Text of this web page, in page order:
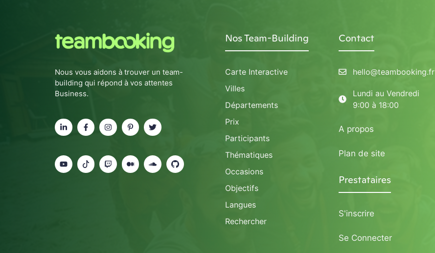
Nous vous aidons à trouver un team-
building qui répond à vos attentes
Business.
Nos Team-Building
Carte Interactive
Villes
Départements
Prix
Participants
Thématiques
Occasions
Objectifs
Langues
Rechercher
Contact
hello@teambooking.fr
Lundi au Vendredi
9:00 à 18:00
A propos
Plan de site
Prestataires
S'inscrire
Se Connecter